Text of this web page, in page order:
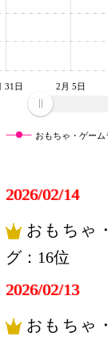
31日 2月 5日
おもちゃ・ゲー
2026/02/14
おもちゃ
グ：16位
2026/02/13
おもちゃ